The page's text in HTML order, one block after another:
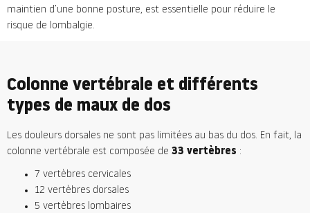
maintien d’une bonne posture, est essentielle pour réduire le
risque de lombalgie.
Colonne vertébrale et différents
types de maux de dos
Les douleurs dorsales ne sont pas limitées au bas du dos. En fait, la
colonne vertébrale est composée de 33 vertèbres :
7 vertèbres cervicales
12 vertèbres dorsales
5 vertèbres lombaires